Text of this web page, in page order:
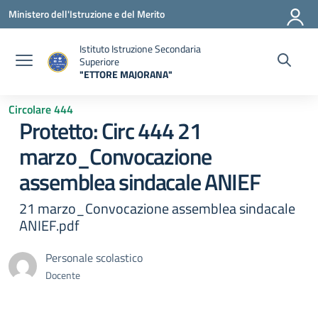
Vai ai contenuti
Vai al menu di navigazione
Vai al footer
Ministero dell'Istruzione e del Merito
Istituto Istruzione Secondaria
Superiore
"ETTORE MAJORANA"
Circolare 444
Protetto: Circ 444 21
marzo_Convocazione
assemblea sindacale ANIEF
21 marzo_Convocazione assemblea sindacale
ANIEF.pdf
Personale scolastico
Docente